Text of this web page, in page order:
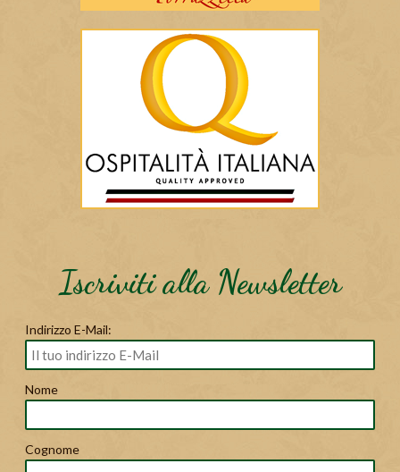
Iscriviti alla Newsletter
Indirizzo E-Mail:
Nome
Cognome